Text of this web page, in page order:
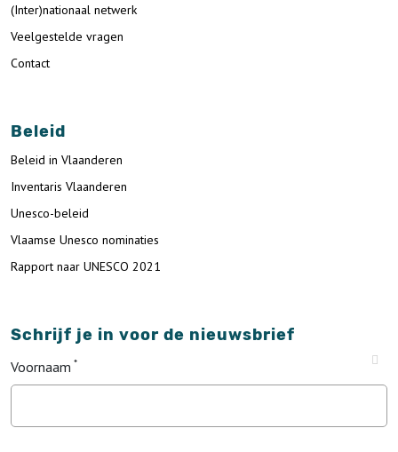
(Inter)nationaal netwerk
Veelgestelde vragen
Contact
Beleid
Beleid in Vlaanderen
Inventaris Vlaanderen
Unesco-beleid
Vlaamse Unesco nominaties
Rapport naar UNESCO 2021
Schrijf je in voor de nieuwsbrief
Voornaam